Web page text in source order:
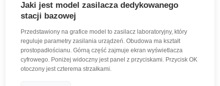
Jaki jest model zasilacza dedykowanego
stacji bazowej
Przedstawiony na grafice model to zasilacz laboratoryjny, który
reguluje parametry zasilania urządzeń. Obudowa ma kształt
prostopadłościanu. Górną część zajmuje ekran wyświetlacza
cyfrowego. Poniżej widoczny jest panel z przyciskami. Przycisk OK
otoczony jest czterema strzałkami.